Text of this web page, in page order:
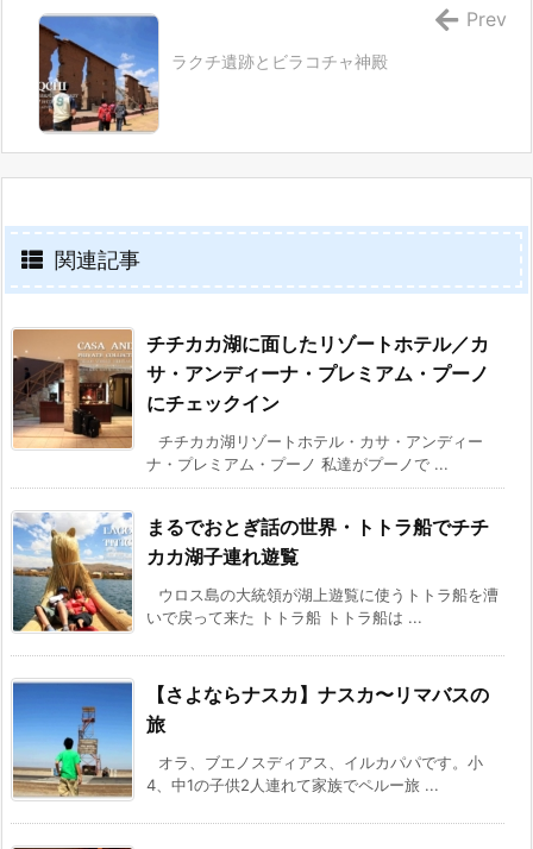
ラクチ遺跡とビラコチャ神殿
Prev
関連記事
チチカカ湖に面したリゾートホテル／カ
サ・アンディーナ・プレミアム・プーノ
にチェックイン
チチカカ湖リゾートホテル・カサ・アンディー
ナ・プレミアム・プーノ 私達がプーノで ...
まるでおとぎ話の世界・トトラ船でチチ
カカ湖子連れ遊覧
ウロス島の大統領が湖上遊覧に使うトトラ船を漕
いで戻って来た トトラ船 トトラ船は ...
【さよならナスカ】ナスカ〜リマバスの
旅
オラ、ブエノスディアス、イルカパパです。小
4、中1の子供2人連れて家族でペルー旅 ...